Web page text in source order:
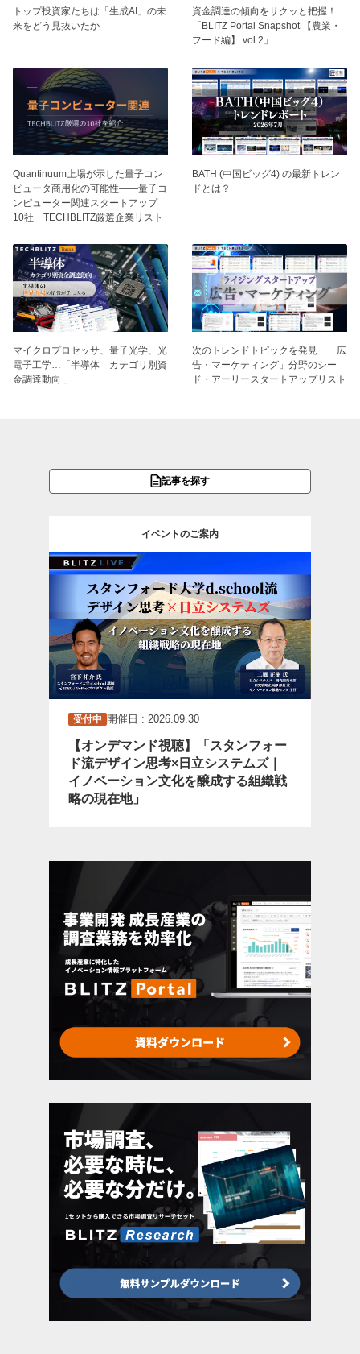
トップ投資家たちは「生成AI」の未
来をどう見抜いたか
資⾦調達の傾向をサクッと把握！
「BLITZ Portal Snapshot 【農業・
フード編】 vol.2」
Quantinuum上場が示した量子コン
ピュータ商用化の可能性——量子コ
ンピューター関連スタートアップ
10社 TECHBLITZ厳選企業リスト
BATH (中国ビッグ4) の最新トレン
ドとは？
マイクロプロセッサ、量子光学、光
電子工学…「半導体 カテゴリ別資
金調達動向 」
次のトレンドトピックを発見 「広
告・マーケティング」分野のシー
ド・アーリースタートアップリスト
記事を探す
イベントのご案内
受付中 開催日 : 2026.09.30
【オンデマンド視聴】「スタンフォー
ド流デザイン思考×日立システムズ｜
イノベーション文化を醸成する組織戦
略の現在地」